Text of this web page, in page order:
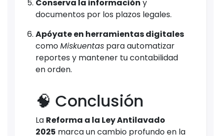
Conserva la información y
documentos por los plazos legales.
Apóyate en herramientas digitales
comoMiskuentas para automatizar
reportes y mantener tu contabilidad
en orden.
🧠 Conclusión
La Reforma a la Ley Antilavado
2025 marca un cambio profundo en la